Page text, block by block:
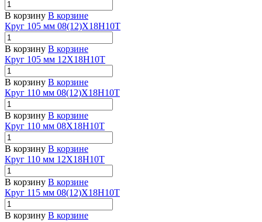
В корзину В корзине
Круг 105 мм 08(12)Х18Н10Т
В корзину В корзине
Круг 105 мм 12Х18Н10Т
В корзину В корзине
Круг 110 мм 08(12)Х18Н10Т
В корзину В корзине
Круг 110 мм 08Х18Н10Т
В корзину В корзине
Круг 110 мм 12Х18Н10Т
В корзину В корзине
Круг 115 мм 08(12)Х18Н10Т
В корзину В корзине